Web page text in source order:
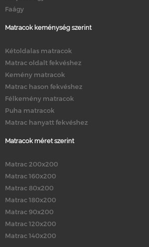
Faágy
Matracok keménység szerint
Kétoldalas matracok
Matrac oldalt fekvéshez
Kemény matracok
Matrac hason fekvéshez
Félkemény matracok
Puha matracok
Matrac hanyatt fekvéshez
Matracok méret szerint
Matrac 200x200
Matrac 160x200
Matrac 80x200
Matrac 180x200
Matrac 90x200
Matrac 120x200
Matrac 140x200